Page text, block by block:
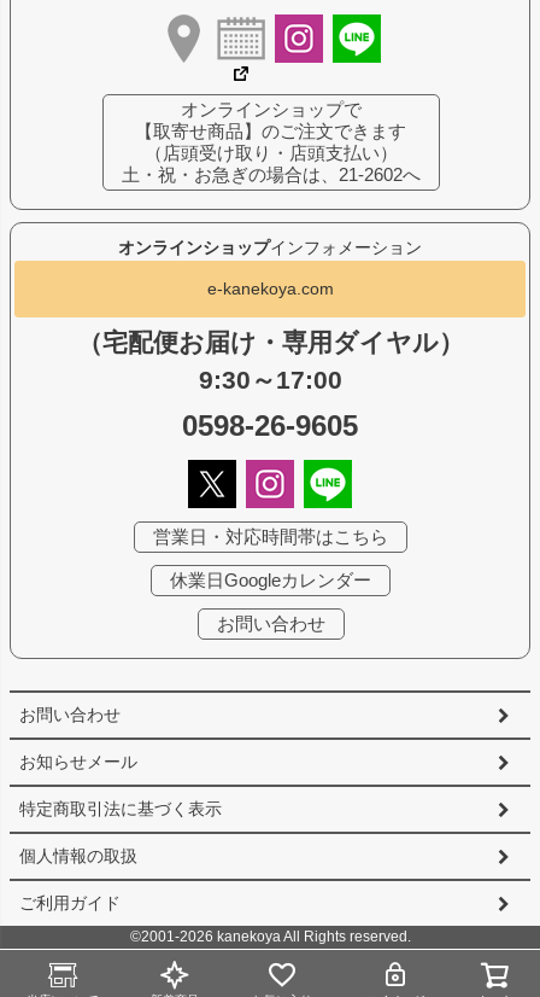
お問い合わせ
お知らせメール
特定商取引法に基づく表示
個人情報の取扱
ご利用ガイド
オンラインショップインフォメーション
e-kanekoya.com
（宅配便お届け・専用ダイヤル）
9:30～17:00
0598-26-9605
営業日・対応時間帯はこちら
休業日Googleカレンダー
お問い合わせ
オンラインショップで
【取寄せ商品】のご注文できます
（店頭受け取り・店頭支払い）
土・祝・お急ぎの場合は、21-2602へ
©2001-2026 kanekoya All Rights reserved.